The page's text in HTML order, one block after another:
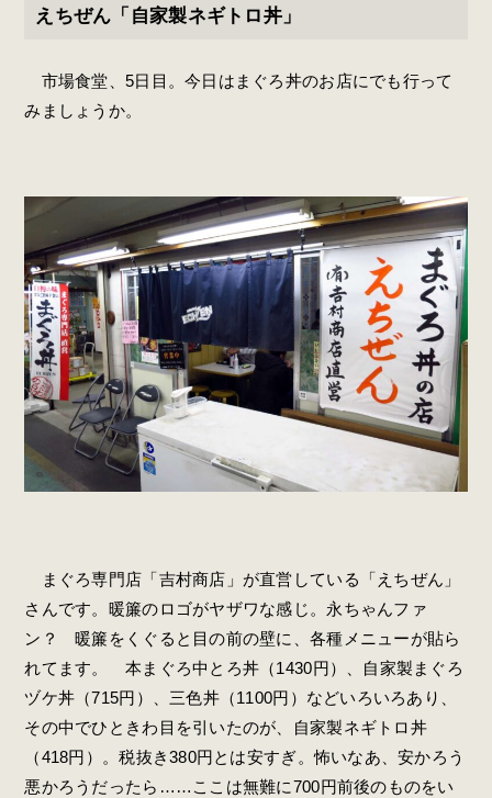
えちぜん「自家製ネギトロ丼」
市場食堂、5日目。今日はまぐろ丼のお店にでも行って
みましょうか。
まぐろ専門店「吉村商店」が直営している「えちぜん」
さんです。暖簾のロゴがヤザワな感じ。永ちゃんファ
ン？ 暖簾をくぐると目の前の壁に、各種メニューが貼ら
れてます。 本まぐろ中とろ丼（1430円）、自家製まぐろ
ヅケ丼（715円）、三色丼（1100円）などいろいろあり、
その中でひときわ目を引いたのが、自家製ネギトロ丼
（418円）。税抜き380円とは安すぎ。怖いなあ、安かろう
悪かろうだったら……ここは無難に700円前後のものをい